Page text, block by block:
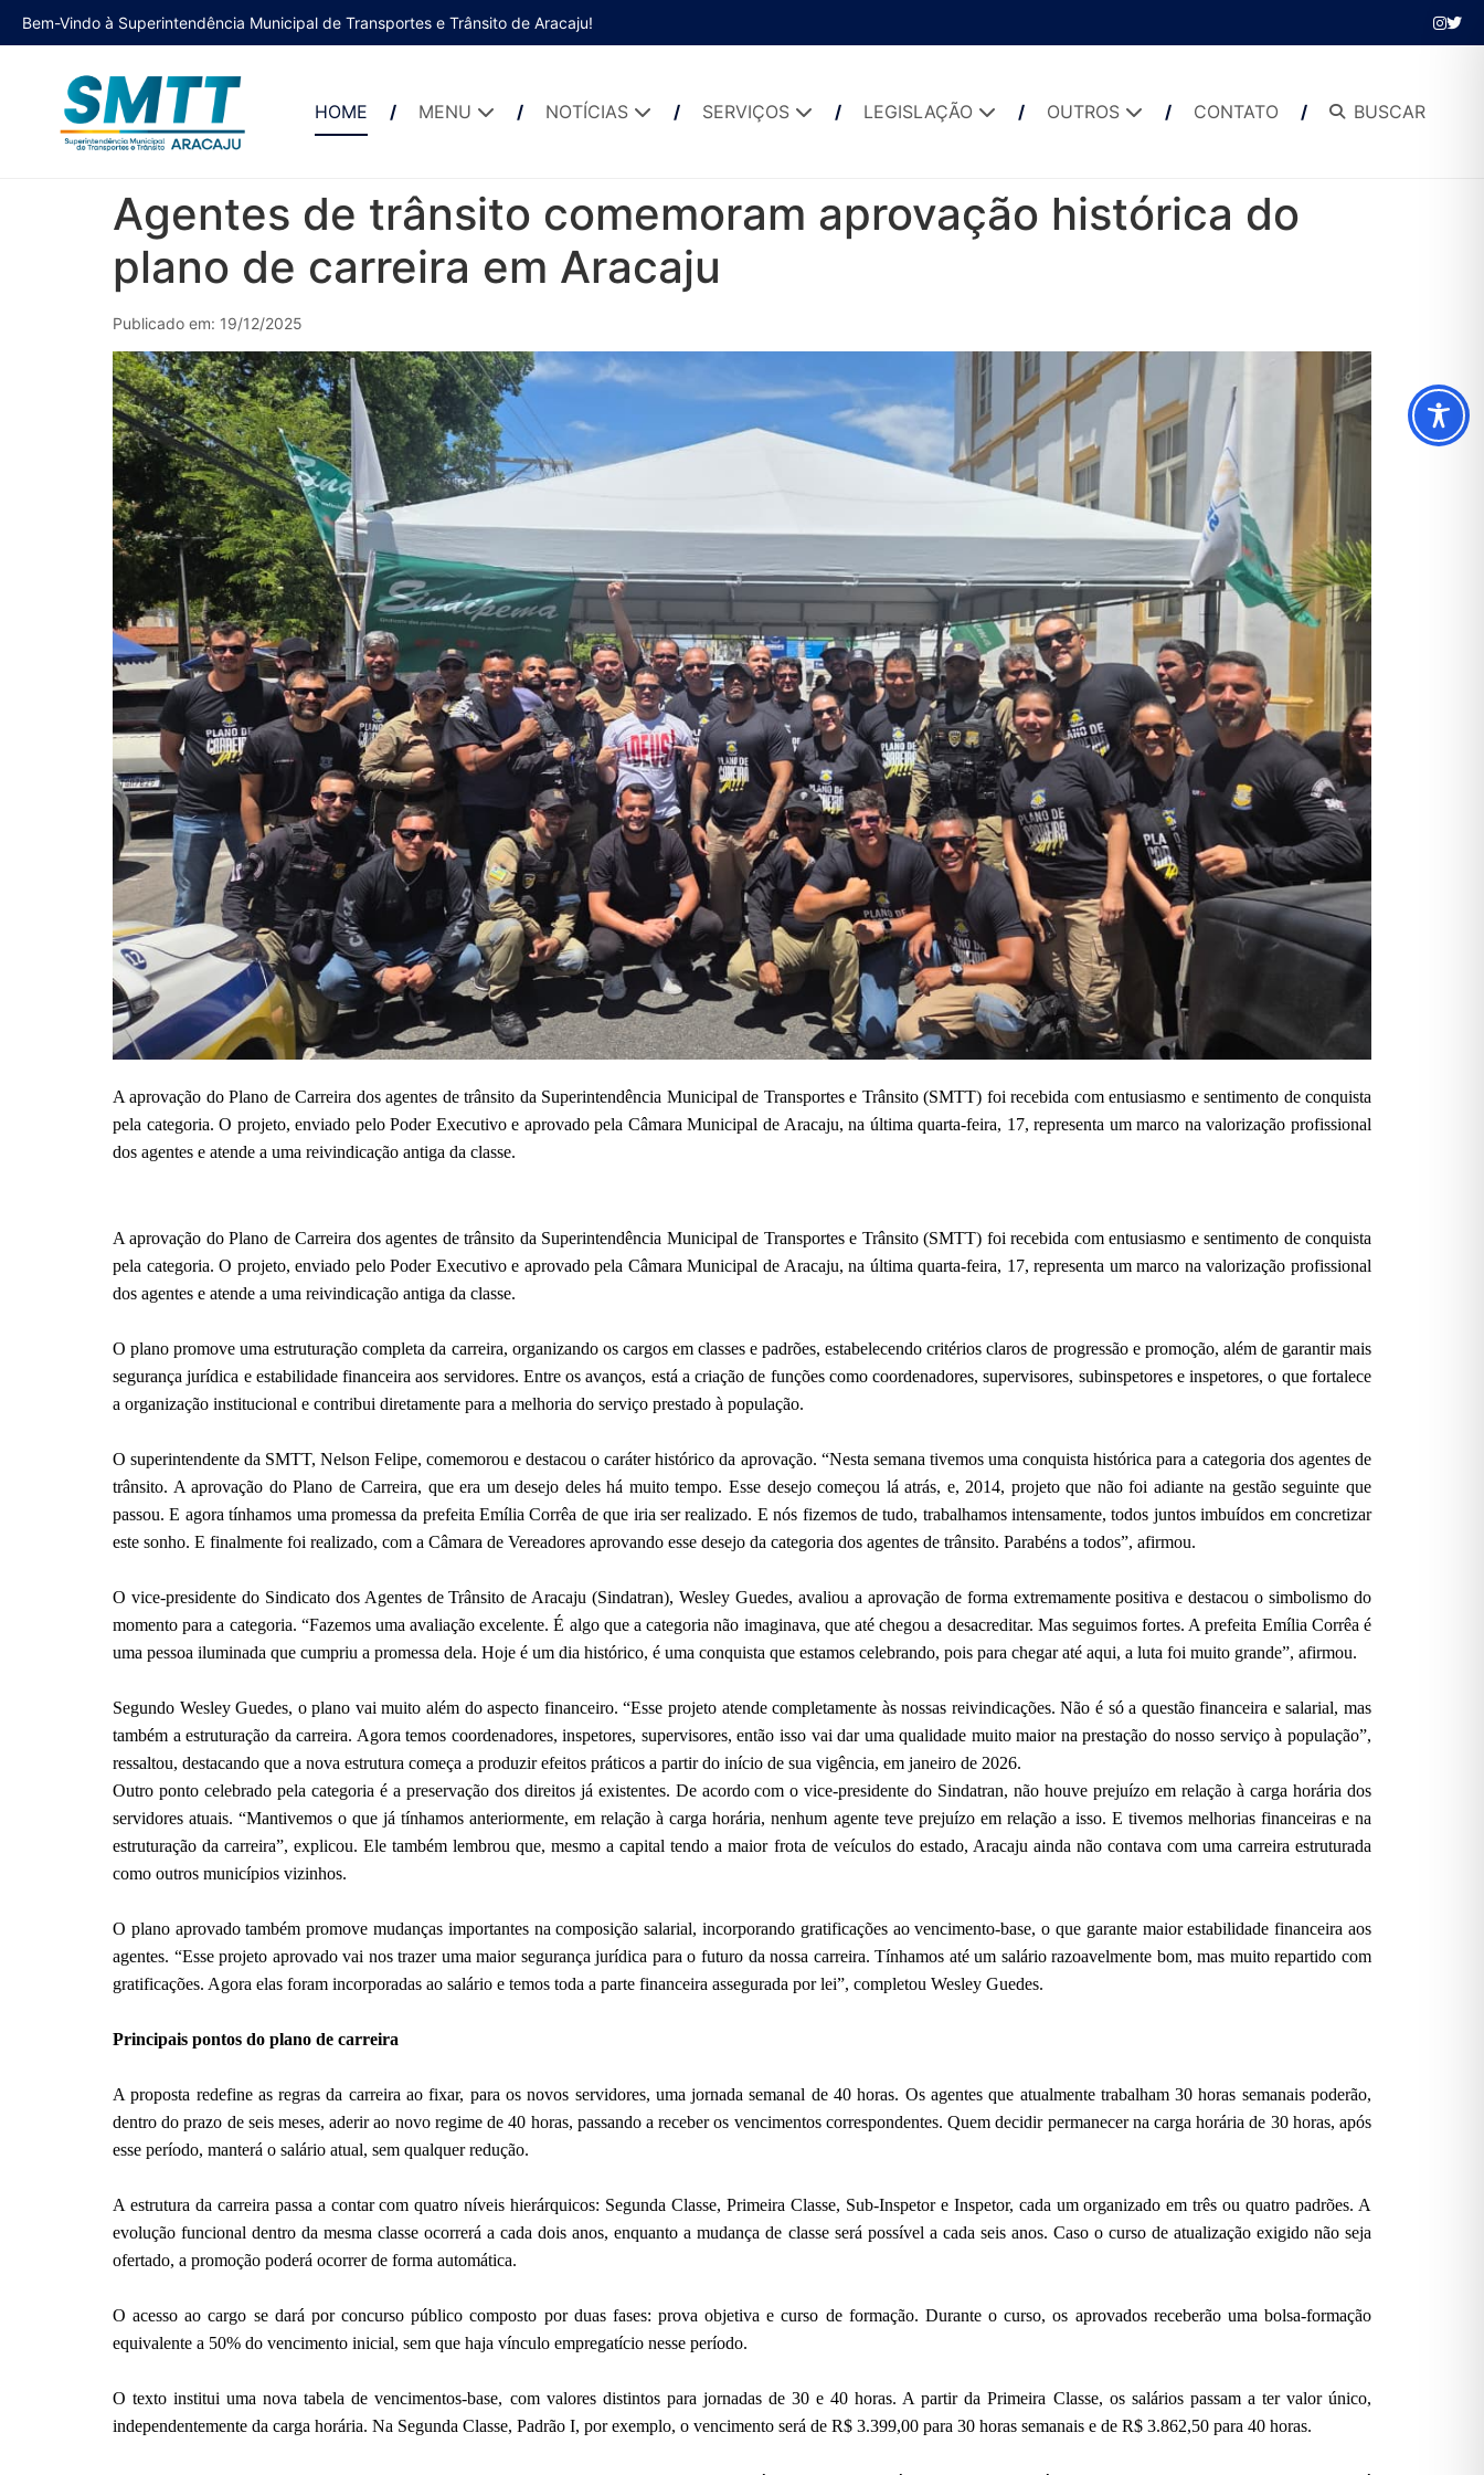
Bem-Vindo à Superintendência Municipal de Transportes e Trânsito de Aracaju!
HOME MENU NOTÍCIAS SERVIÇOS LEGISLAÇÃO OUTROS CONTATO BUSCAR
Agentes de trânsito comemoram aprovação histórica do
plano de carreira em Aracaju
Publicado em: 19/12/2025
A aprovação do Plano de Carreira dos agentes de trânsito da Superintendência Municipal de Transportes e Trânsito (SMTT) foi recebida com entusiasmo e sentimento de conquista
pela categoria. O projeto, enviado pelo Poder Executivo e aprovado pela Câmara Municipal de Aracaju, na última quarta-feira, 17, representa um marco na valorização profissional
dos agentes e atende a uma reivindicação antiga da classe.
A aprovação do Plano de Carreira dos agentes de trânsito da Superintendência Municipal de Transportes e Trânsito (SMTT) foi recebida com entusiasmo e sentimento de conquista
pela categoria. O projeto, enviado pelo Poder Executivo e aprovado pela Câmara Municipal de Aracaju, na última quarta-feira, 17, representa um marco na valorização profissional
dos agentes e atende a uma reivindicação antiga da classe.
O plano promove uma estruturação completa da carreira, organizando os cargos em classes e padrões, estabelecendo critérios claros de progressão e promoção, além de garantir mais
segurança jurídica e estabilidade financeira aos servidores. Entre os avanços, está a criação de funções como coordenadores, supervisores, subinspetores e inspetores, o que fortalece
a organização institucional e contribui diretamente para a melhoria do serviço prestado à população.
O superintendente da SMTT, Nelson Felipe, comemorou e destacou o caráter histórico da aprovação. “Nesta semana tivemos uma conquista histórica para a categoria dos agentes de
trânsito. A aprovação do Plano de Carreira, que era um desejo deles há muito tempo. Esse desejo começou lá atrás, e, 2014, projeto que não foi adiante na gestão seguinte que
passou. E agora tínhamos uma promessa da prefeita Emília Corrêa de que iria ser realizado. E nós fizemos de tudo, trabalhamos intensamente, todos juntos imbuídos em concretizar
este sonho. E finalmente foi realizado, com a Câmara de Vereadores aprovando esse desejo da categoria dos agentes de trânsito. Parabéns a todos”, afirmou.
O vice-presidente do Sindicato dos Agentes de Trânsito de Aracaju (Sindatran), Wesley Guedes, avaliou a aprovação de forma extremamente positiva e destacou o simbolismo do
momento para a categoria. “Fazemos uma avaliação excelente. É algo que a categoria não imaginava, que até chegou a desacreditar. Mas seguimos fortes. A prefeita Emília Corrêa é
uma pessoa iluminada que cumpriu a promessa dela. Hoje é um dia histórico, é uma conquista que estamos celebrando, pois para chegar até aqui, a luta foi muito grande”, afirmou.
Segundo Wesley Guedes, o plano vai muito além do aspecto financeiro. “Esse projeto atende completamente às nossas reivindicações. Não é só a questão financeira e salarial, mas
também a estruturação da carreira. Agora temos coordenadores, inspetores, supervisores, então isso vai dar uma qualidade muito maior na prestação do nosso serviço à população”,
ressaltou, destacando que a nova estrutura começa a produzir efeitos práticos a partir do início de sua vigência, em janeiro de 2026.
Outro ponto celebrado pela categoria é a preservação dos direitos já existentes. De acordo com o vice-presidente do Sindatran, não houve prejuízo em relação à carga horária dos
servidores atuais. “Mantivemos o que já tínhamos anteriormente, em relação à carga horária, nenhum agente teve prejuízo em relação a isso. E tivemos melhorias financeiras e na
estruturação da carreira”, explicou. Ele também lembrou que, mesmo a capital tendo a maior frota de veículos do estado, Aracaju ainda não contava com uma carreira estruturada
como outros municípios vizinhos.
O plano aprovado também promove mudanças importantes na composição salarial, incorporando gratificações ao vencimento-base, o que garante maior estabilidade financeira aos
agentes. “Esse projeto aprovado vai nos trazer uma maior segurança jurídica para o futuro da nossa carreira. Tínhamos até um salário razoavelmente bom, mas muito repartido com
gratificações. Agora elas foram incorporadas ao salário e temos toda a parte financeira assegurada por lei”, completou Wesley Guedes.
Principais pontos do plano de carreira
A proposta redefine as regras da carreira ao fixar, para os novos servidores, uma jornada semanal de 40 horas. Os agentes que atualmente trabalham 30 horas semanais poderão,
dentro do prazo de seis meses, aderir ao novo regime de 40 horas, passando a receber os vencimentos correspondentes. Quem decidir permanecer na carga horária de 30 horas, após
esse período, manterá o salário atual, sem qualquer redução.
A estrutura da carreira passa a contar com quatro níveis hierárquicos: Segunda Classe, Primeira Classe, Sub-Inspetor e Inspetor, cada um organizado em três ou quatro padrões. A
evolução funcional dentro da mesma classe ocorrerá a cada dois anos, enquanto a mudança de classe será possível a cada seis anos. Caso o curso de atualização exigido não seja
ofertado, a promoção poderá ocorrer de forma automática.
O acesso ao cargo se dará por concurso público composto por duas fases: prova objetiva e curso de formação. Durante o curso, os aprovados receberão uma bolsa-formação
equivalente a 50% do vencimento inicial, sem que haja vínculo empregatício nesse período.
O texto institui uma nova tabela de vencimentos-base, com valores distintos para jornadas de 30 e 40 horas. A partir da Primeira Classe, os salários passam a ter valor único,
independentemente da carga horária. Na Segunda Classe, Padrão I, por exemplo, o vencimento será de R$ 3.399,00 para 30 horas semanais e de R$ 3.862,50 para 40 horas.